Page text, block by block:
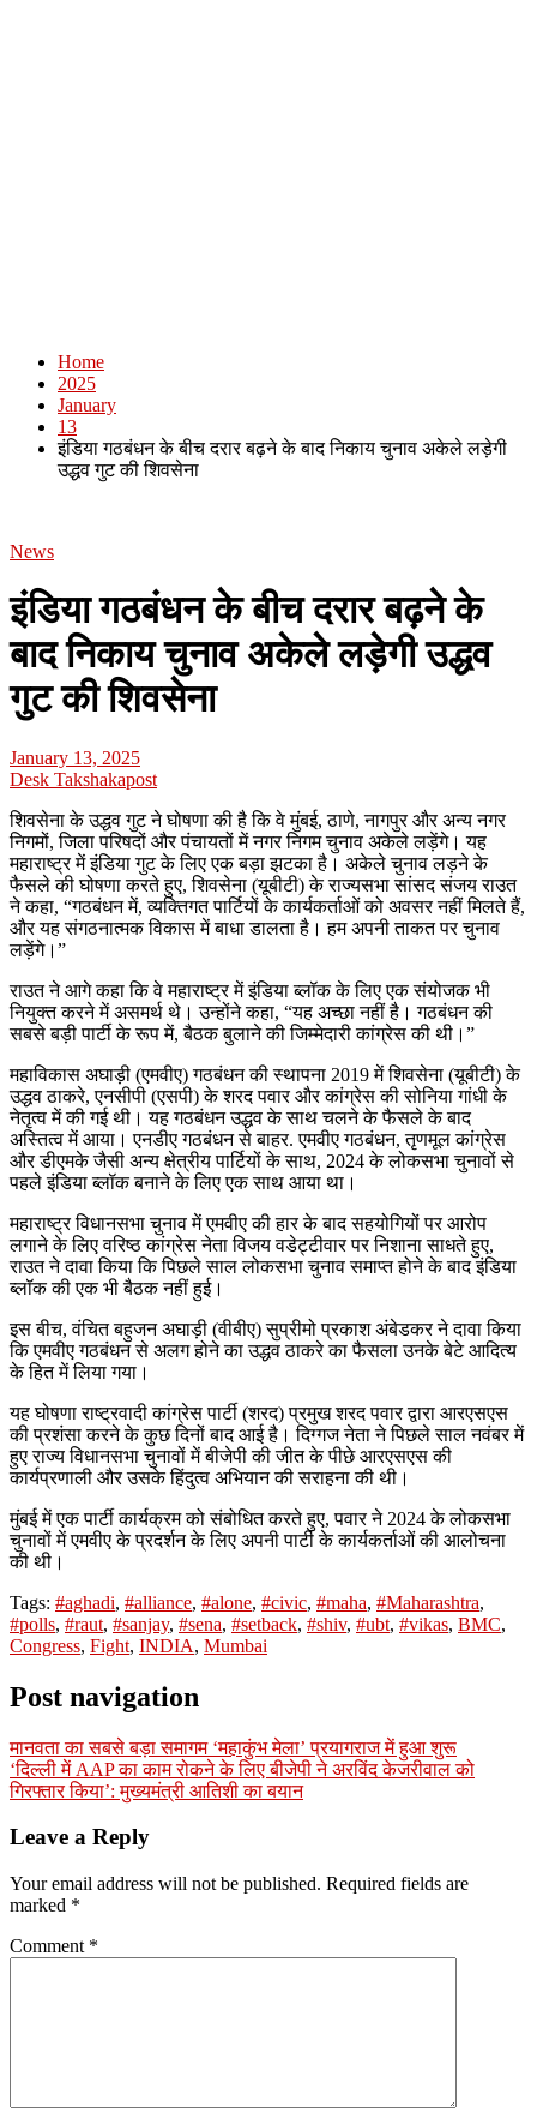
Home
2025
January
13
इंडिया गठबंधन के बीच दरार बढ़ने के बाद निकाय चुनाव अकेले लड़ेगी
उद्धव गुट की शिवसेना
News
इंडिया गठबंधन के बीच दरार बढ़ने के
बाद निकाय चुनाव अकेले लड़ेगी उद्धव
गुट की शिवसेना
January 13, 2025
Desk Takshakapost
शिवसेना के उद्धव गुट ने घोषणा की है कि वे मुंबई, ठाणे, नागपुर और अन्य नगर
निगमों, जिला परिषदों और पंचायतों में नगर निगम चुनाव अकेले लड़ेंगे। यह
महाराष्ट्र में इंडिया गुट के लिए एक बड़ा झटका है। अकेले चुनाव लड़ने के
फैसले की घोषणा करते हुए, शिवसेना (यूबीटी) के राज्यसभा सांसद संजय राउत
ने कहा, “गठबंधन में, व्यक्तिगत पार्टियों के कार्यकर्ताओं को अवसर नहीं मिलते हैं,
और यह संगठनात्मक विकास में बाधा डालता है। हम अपनी ताकत पर चुनाव
लड़ेंगे।”
राउत ने आगे कहा कि वे महाराष्ट्र में इंडिया ब्लॉक के लिए एक संयोजक भी
नियुक्त करने में असमर्थ थे। उन्होंने कहा, “यह अच्छा नहीं है। गठबंधन की
सबसे बड़ी पार्टी के रूप में, बैठक बुलाने की जिम्मेदारी कांग्रेस की थी।”
महाविकास अघाड़ी (एमवीए) गठबंधन की स्थापना 2019 में शिवसेना (यूबीटी) के
उद्धव ठाकरे, एनसीपी (एसपी) के शरद पवार और कांग्रेस की सोनिया गांधी के
नेतृत्व में की गई थी। यह गठबंधन उद्धव के साथ चलने के फैसले के बाद
अस्तित्व में आया। एनडीए गठबंधन से बाहर. एमवीए गठबंधन, तृणमूल कांग्रेस
और डीएमके जैसी अन्य क्षेत्रीय पार्टियों के साथ, 2024 के लोकसभा चुनावों से
पहले इंडिया ब्लॉक बनाने के लिए एक साथ आया था।
महाराष्ट्र विधानसभा चुनाव में एमवीए की हार के बाद सहयोगियों पर आरोप
लगाने के लिए वरिष्ठ कांग्रेस नेता विजय वडेट्टीवार पर निशाना साधते हुए,
राउत ने दावा किया कि पिछले साल लोकसभा चुनाव समाप्त होने के बाद इंडिया
ब्लॉक की एक भी बैठक नहीं हुई।
इस बीच, वंचित बहुजन अघाड़ी (वीबीए) सुप्रीमो प्रकाश अंबेडकर ने दावा किया
कि एमवीए गठबंधन से अलग होने का उद्धव ठाकरे का फैसला उनके बेटे आदित्य
के हित में लिया गया।
यह घोषणा राष्ट्रवादी कांग्रेस पार्टी (शरद) प्रमुख शरद पवार द्वारा आरएसएस
की प्रशंसा करने के कुछ दिनों बाद आई है। दिग्गज नेता ने पिछले साल नवंबर में
हुए राज्य विधानसभा चुनावों में बीजेपी की जीत के पीछे आरएसएस की
कार्यप्रणाली और उसके हिंदुत्व अभियान की सराहना की थी।
मुंबई में एक पार्टी कार्यक्रम को संबोधित करते हुए, पवार ने 2024 के लोकसभा
चुनावों में एमवीए के प्रदर्शन के लिए अपनी पार्टी के कार्यकर्ताओं की आलोचना
की थी।
Tags: #aghadi, #alliance, #alone, #civic, #maha, #Maharashtra,
#polls, #raut, #sanjay, #sena, #setback, #shiv, #ubt, #vikas, BMC,
Congress, Fight, INDIA, Mumbai
Post navigation
मानवता का सबसे बड़ा समागम ‘महाकुंभ मेला’ प्रयागराज में हुआ शुरू
‘दिल्ली में AAP का काम रोकने के लिए बीजेपी ने अरविंद केजरीवाल को
गिरफ्तार किया’: मुख्यमंत्री आतिशी का बयान
Leave a Reply
Your email address will not be published. Required fields are
marked *
Comment *